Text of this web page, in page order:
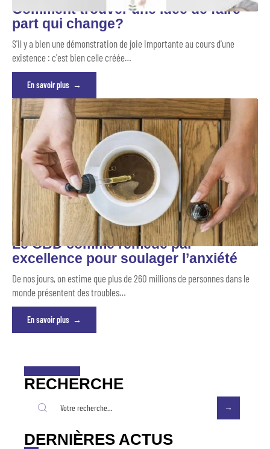
Comment trouver une idée de faire
part qui change?
S'il y a bien une démonstration de joie importante au cours d'une
existence : c'est bien celle créée…
En savoir plus
Le CBD comme remède par
excellence pour soulager l’anxiété
De nos jours, on estime que plus de 260 millions de personnes dans le
monde présentent des troubles…
En savoir plus
RECHERCHE
DERNIÈRES ACTUS